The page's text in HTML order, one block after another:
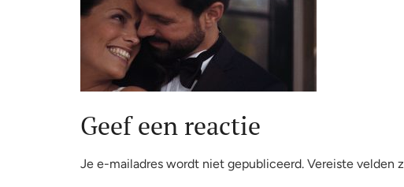
Geef een reactie
Je e-mailadres wordt niet gepubliceerd. Vereiste velden